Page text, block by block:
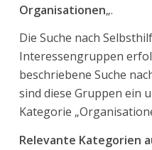
Organisationen„.
Die Suche nach
Interessengruppen
beschriebene Suche
sind diese Gruppen ein
Kategorie
Relevante Kategorien